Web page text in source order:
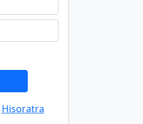
Hisoratra